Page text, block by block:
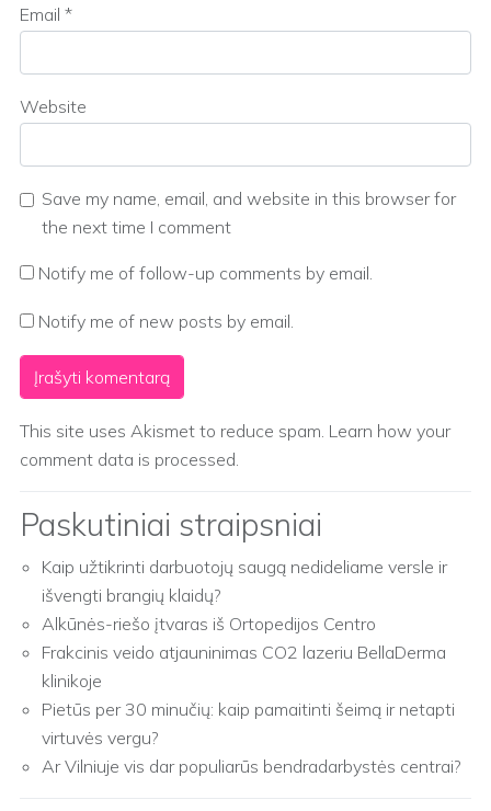
Email *
Website
Save my name, email, and website in this browser for
the next time I comment
Notify me of follow-up comments by email.
Notify me of new posts by email.
This site uses Akismet to reduce spam. Learn how your
comment data is processed.
Paskutiniai straipsniai
Kaip užtikrinti darbuotojų saugą nedideliame versle ir
išvengti brangių klaidų?
Alkūnės-riešo įtvaras iš Ortopedijos Centro
Frakcinis veido atjauninimas CO2 lazeriu BellaDerma
klinikoje
Pietūs per 30 minučių: kaip pamaitinti šeimą ir netapti
virtuvės vergu?
Ar Vilniuje vis dar populiarūs bendradarbystės centrai?